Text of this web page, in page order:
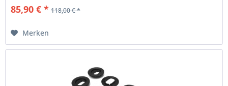
85,90 € * 118,00 € *
Merken